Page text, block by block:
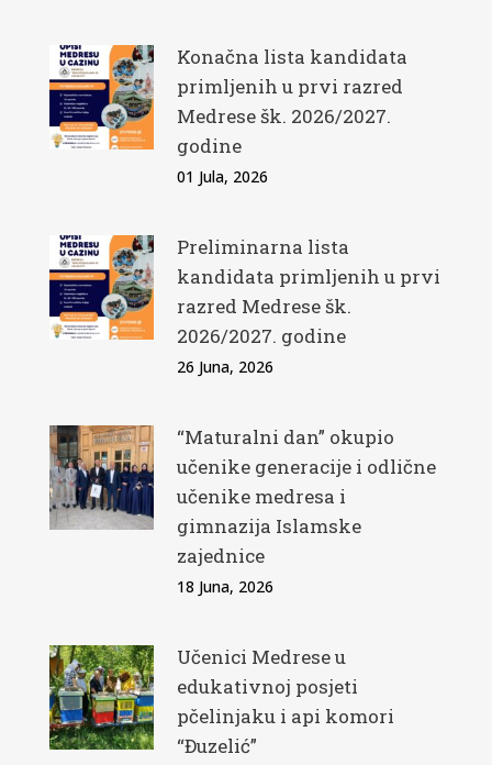
Konačna lista kandidata
primljenih u prvi razred
Medrese šk. 2026/2027.
godine
01 Jula, 2026
Preliminarna lista
kandidata primljenih u prvi
razred Medrese šk.
2026/2027. godine
26 Juna, 2026
“Maturalni dan” okupio
učenike generacije i odlične
učenike medresa i
gimnazija Islamske
zajednice
18 Juna, 2026
Učenici Medrese u
edukativnoj posjeti
pčelinjaku i api komori
“Đuzelić”